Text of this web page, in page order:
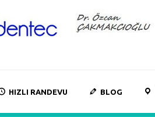
HIZLI RANDEVU BLOG